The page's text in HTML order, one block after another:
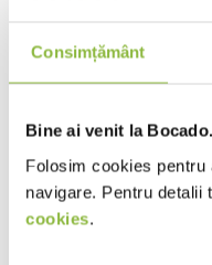
Consimțământ
Bine ai venit la
Folosim cookies pentru
navigare. Pentru detalii
cookies.